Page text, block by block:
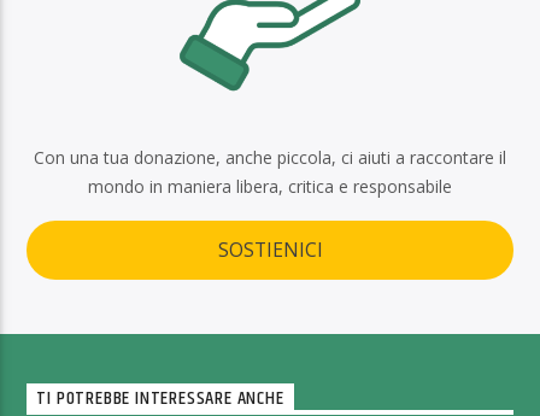
Con una tua donazione, anche piccola, ci aiuti a raccontare il
mondo in maniera libera, critica e responsabile
SOSTIENICI
TI POTREBBE INTERESSARE ANCHE